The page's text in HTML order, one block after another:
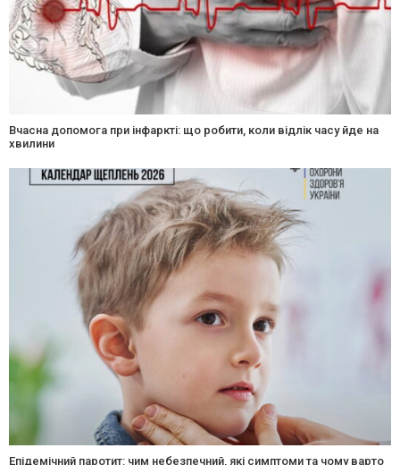
Вчасна допомога при інфаркті: що робити, коли відлік часу йде на
хвилини
Епідемічний паротит: чим небезпечний, які симптоми та чому варто